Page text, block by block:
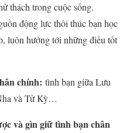
thách trong cuộc sống.
động lực thôi thúc bạn học
luôn hướng tới những điều tốt
chính: tình bạn giữa Lưu
và Tử Kỳ…
và gìn giữ tình bạn chân